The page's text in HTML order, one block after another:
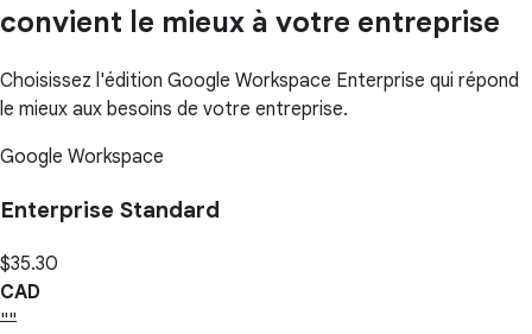
convient le mieux à votre entreprise
Choisissez l'édition Google Workspace Enterprise qui répond
le mieux aux besoins de votre entreprise.
Google Workspace
Enterprise Standard
$35.30
CAD
""